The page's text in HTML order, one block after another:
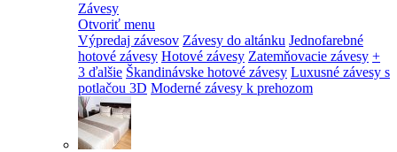
Závesy
Otvoriť menu
Výpredaj závesov Závesy do altánku Jednofarebné
hotové závesy Hotové závesy Zatemňovacie závesy +
3 ďalšie Škandinávske hotové závesy Luxusné závesy s
potlačou 3D Moderné závesy k prehozom